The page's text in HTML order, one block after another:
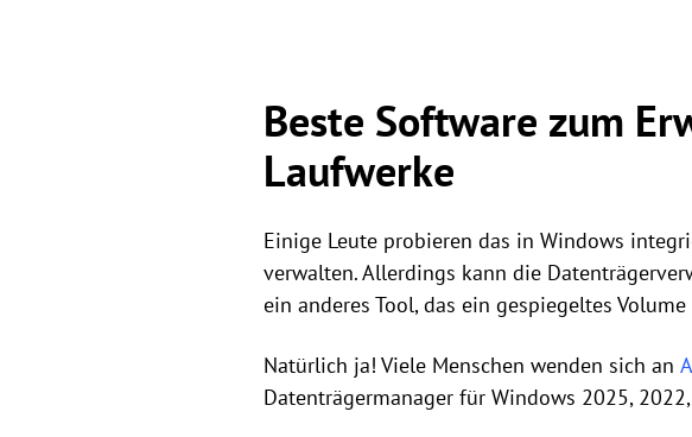
Beste Software zum
Laufwerke
Einige Leute probieren das in Windows
verwalten. Allerdings kann die
ein anderes Tool, das ein gespiegeltes
Natürlich ja! Viele Menschen wenden sich an
Datenträgermanager für Windows 2025,